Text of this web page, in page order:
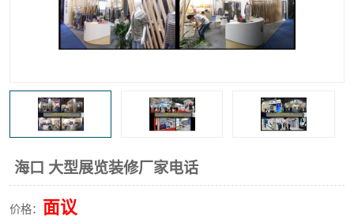
海口 大型展览装修厂家电话
价格： 面议